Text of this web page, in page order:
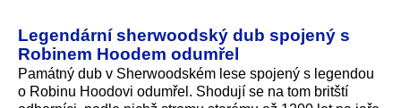
Legendární sherwoodský dub spojený s
Robinem Hoodem odumřel
Památný dub v Sherwoodském lese spojený s legendou
o Robinu Hoodovi odumřel. Shodují se na tom britští